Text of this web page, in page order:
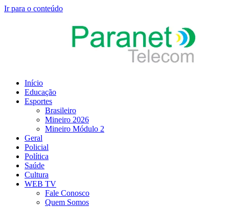
Ir para o conteúdo
Início
Educação
Esportes
Brasileiro
Mineiro 2026
Mineiro Módulo 2
Geral
Policial
Política
Saúde
Cultura
WEB TV
Fale Conosco
Quem Somos